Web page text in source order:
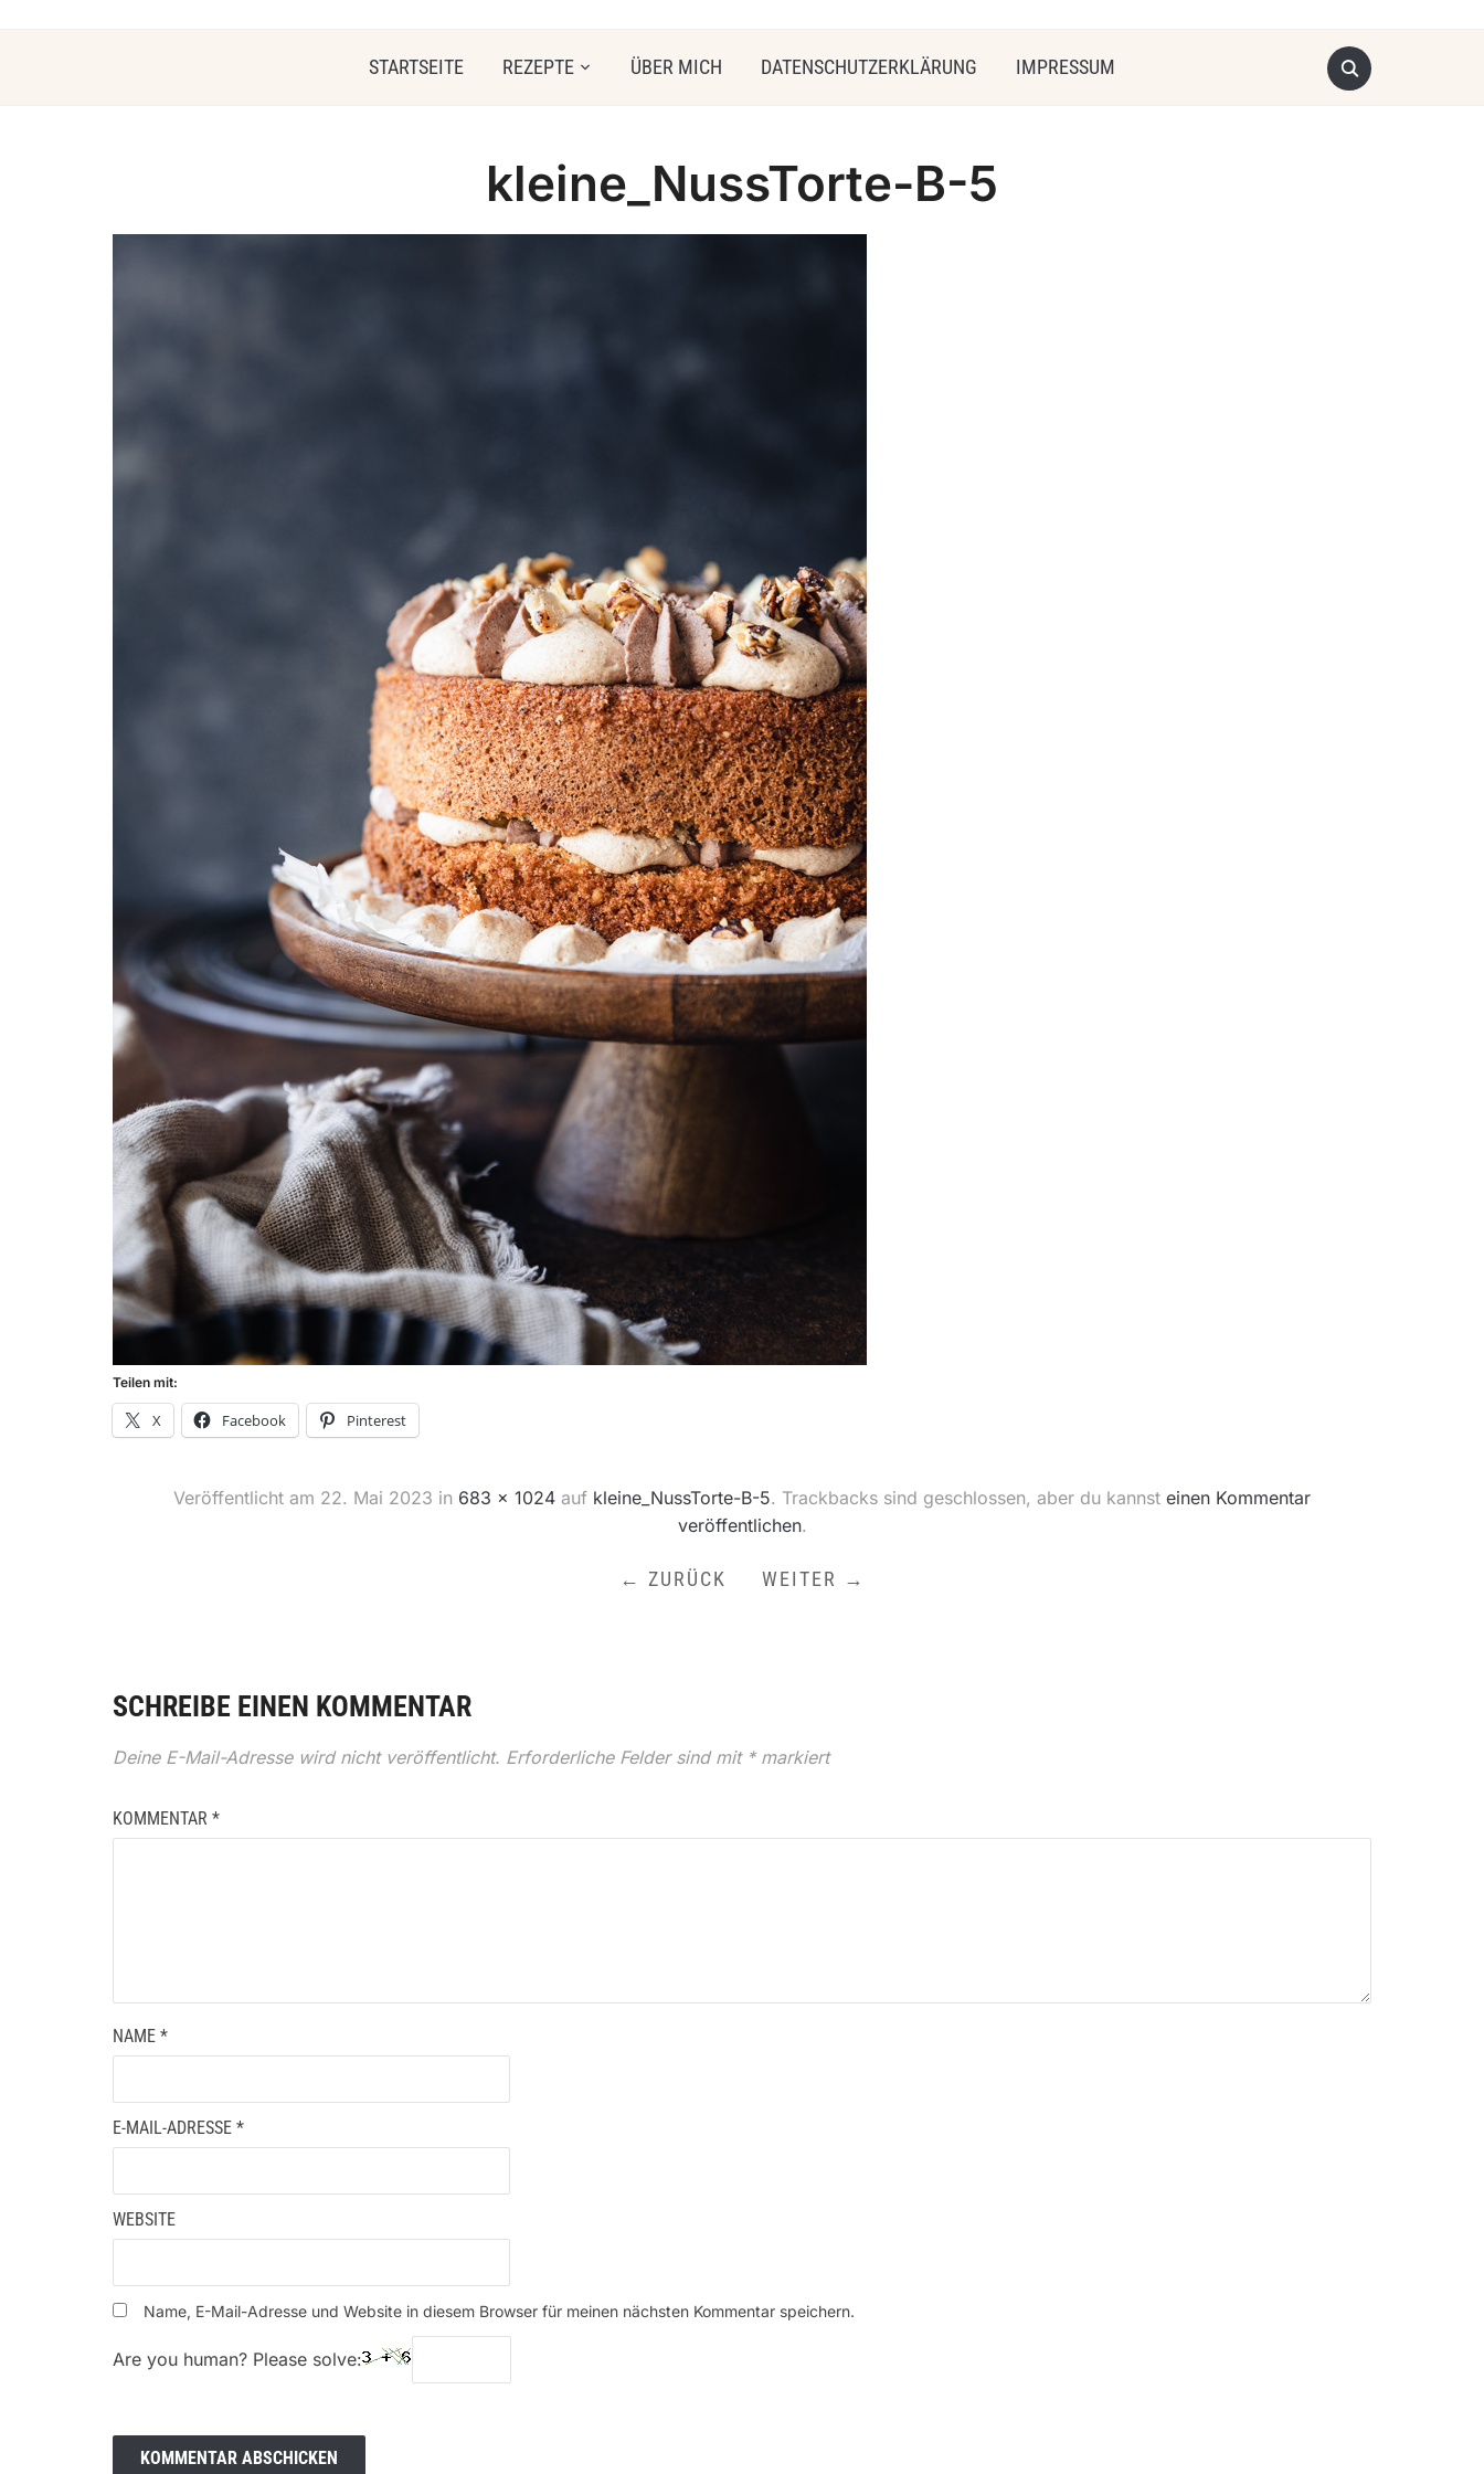
STARTSEITE REZEPTE ÜBER MICH DATENSCHUTZERKLÄRUNG IMPRESSUM
kleine_NussTorte-B-5
Teilen mit:
X Facebook Pinterest
Veröffentlicht am 22. Mai 2023 in 683 × 1024 auf kleine_NussTorte-B-5. Trackbacks sind geschlossen, aber du kannst einen Kommentar
veröffentlichen.
← ZURÜCK WEITER →
SCHREIBE EINEN KOMMENTAR
Deine E-Mail-Adresse wird nicht veröffentlicht. Erforderliche Felder sind mit *markiert
KOMMENTAR *
NAME *
E-MAIL-ADRESSE *
WEBSITE
Name, E-Mail-Adresse und Website in diesem Browser für meinen nächsten Kommentar speichern.
Are you human? Please solve: